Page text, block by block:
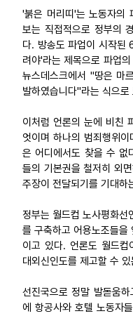
'붉은 머리띠'는 노동자의
보는 직접적으로 정부의
다. 방송도 파업이 시작된
려야'라는 제목으로 파업
뉴스데스크에서 "땅은 마
발하였습니다"라는 식으로
이처럼 언론의 눈에 비친
엇이며 하나의 범죄행위
은 어디에서도 찾을 수 없
들의 기본권을 철저히 외
주장이 전달되기를 기대하
정부는 월드컵 노사평화선
를 구축하고 어용노조들을
이고 있다. 언론도 월드컵
대외신인도를 제고할 수
선진국으로 정말 발돋움
에 항공사와 호텔 노동자